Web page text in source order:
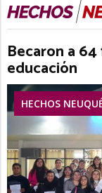
Becaron a
educación
HECHOS